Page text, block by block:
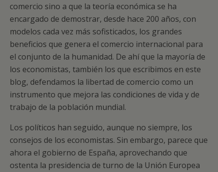
comercio sino a que la teoría económica se ha
encargado de demostrar, desde hace 200 años, con
modelos cada vez más sofisticados, los grandes
beneficios que genera el comercio internacional para
el conjunto de la humanidad. De ahí que la mayoría de
los economistas, también los que escribimos en este
blog, defendamos la libertad de comercio como un
instrumento que mejora las condiciones de vida y de
trabajo de la población mundial.
Los políticos han seguido, aunque no siempre, los
consejos de los economistas. Sin embargo, parece que
ahora el gobierno de España, aprovechando que
ostenta la presidencia de turno de la Unión Europea